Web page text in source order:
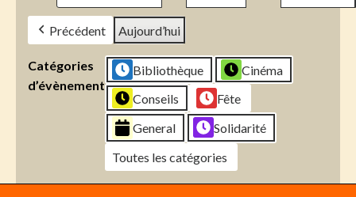
Précédent Aujourd’hui
Catégories
d’évènement
Bibliothèque
Cinéma
Conseils
Fête
General
Solidarité
Toutes les catégories